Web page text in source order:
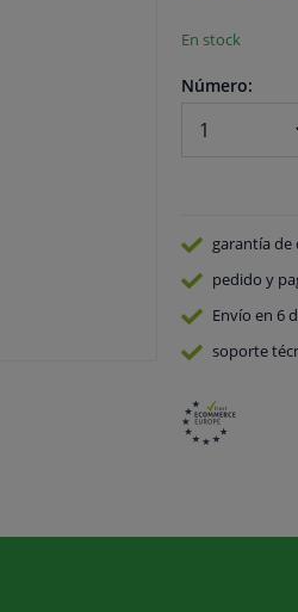
En stock
Número:
garantía de
pedido y
Envío en 6
soporte